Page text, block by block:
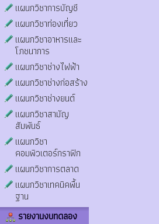
แผนกวิชาการบัญชี
แผนกวิชาท่องเที่ยว
แผนกวิชาอาหารและ
โภชนาการ
แผนกวิชาช่างไฟฟ้า
แผนกวิชาช่างก่อสร้าง
แผนกวิชาช่างยนต์
แผนกวิชาสามัญ
สัมพันธ์
แผนกวิชา
คอมพิวเตอร์กราฟิก
แผนกวิชาการตลาด
แผนกวิชาเทคนิคพื้น
ฐาน
รายงานงบทดลอง